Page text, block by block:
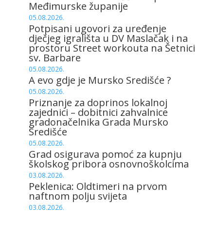
Međimurske županije
05.08.2026.
Potpisani ugovori za uređenje
dječjeg igrališta u DV Maslačak i na
prostoru Street workouta na Šetnici
sv. Barbare
05.08.2026.
A evo gdje je Mursko Središće ?
05.08.2026.
Priznanje za doprinos lokalnoj
zajednici – dobitnici zahvalnice
gradonačelnika Grada Mursko
Središće
05.08.2026.
Grad osigurava pomoć za kupnju
školskog pribora osnovnoškolcima
03.08.2026.
Peklenica: Oldtimeri na prvom
naftnom polju svijeta
03.08.2026.